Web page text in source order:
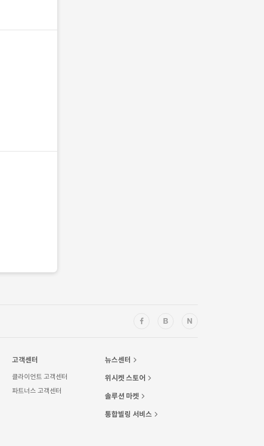
고객센터
클라이언트 고객센터
파트너스 고객센터
뉴스센터
위시켓 스토어
솔루션 마켓
통합빌링 서비스